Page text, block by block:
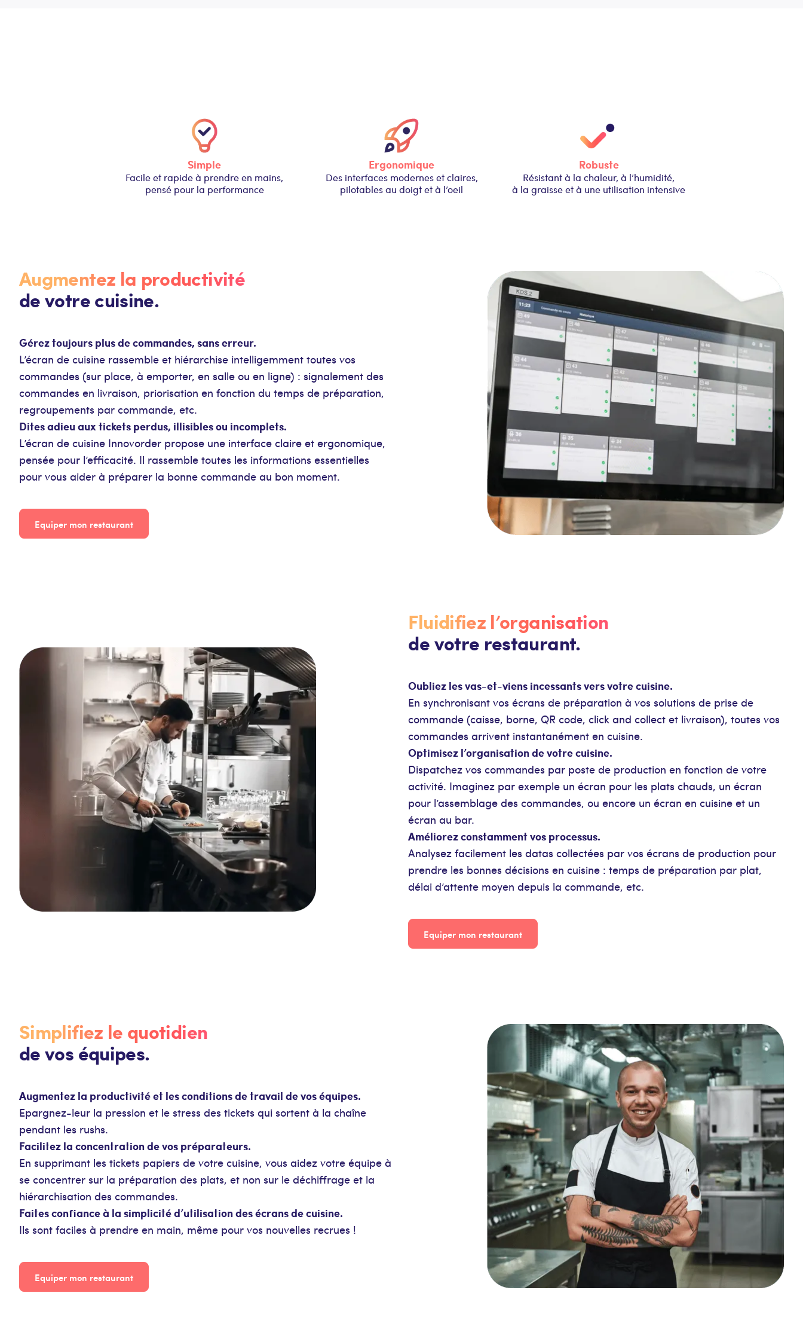
Simple
Facile et rapide à prendre en mains,
pensé pour la performance
Ergonomique
Des interfaces modernes et claires,
pilotables au doigt et à l’oeil
Robuste
Résistant à la chaleur, à l’humidité,
à la graisse et à une utilisation intensive
Augmentez la productivité
de votre cuisine.
Gérez toujours plus de commandes, sans erreur.
L’écran de cuisine rassemble et hiérarchise intelligemment toutes vos
commandes (sur place, à emporter, en salle ou en ligne) : signalement des
commandes en livraison, priorisation en fonction du temps de préparation,
regroupements par commande, etc.
Dites adieu aux tickets perdus, illisibles ou incomplets.
L’écran de cuisine Innovorder propose une interface claire et ergonomique,
pensée pour l’efficacité. Il rassemble toutes les informations essentielles
pour vous aider à préparer la bonne commande au bon moment.
Equiper mon restaurant
Fluidifiez l’organisation
de votre restaurant.
Oubliez les vas-et-viens incessants vers votre cuisine.
En synchronisant vos écrans de préparation à vos solutions de prise de
commande (caisse, borne, QR code, click and collect et livraison), toutes vos
commandes arrivent instantanément en cuisine.
Optimisez l’organisation de votre cuisine.
Dispatchez vos commandes par poste de production en fonction de votre
activité. Imaginez par exemple un écran pour les plats chauds, un écran
pour l’assemblage des commandes, ou encore un écran en cuisine et un
écran au bar.
Améliorez constamment vos processus.
Analysez facilement les datas collectées par vos écrans de production pour
prendre les bonnes décisions en cuisine : temps de préparation par plat,
délai d’attente moyen depuis la commande, etc.
Equiper mon restaurant
Simplifiez le quotidien
de vos équipes.
Augmentez la productivité et les conditions de travail de vos équipes.
Epargnez-leur la pression et le stress des tickets qui sortent à la chaîne
pendant les rushs.
Facilitez la concentration de vos préparateurs.
En supprimant les tickets papiers de votre cuisine, vous aidez votre équipe à
se concentrer sur la préparation des plats, et non sur le déchiffrage et la
hiérarchisation des commandes.
Faites confiance à la simplicité d’utilisation des écrans de cuisine.
Ils sont faciles à prendre en main, même pour vos nouvelles recrues !
Equiper mon restaurant